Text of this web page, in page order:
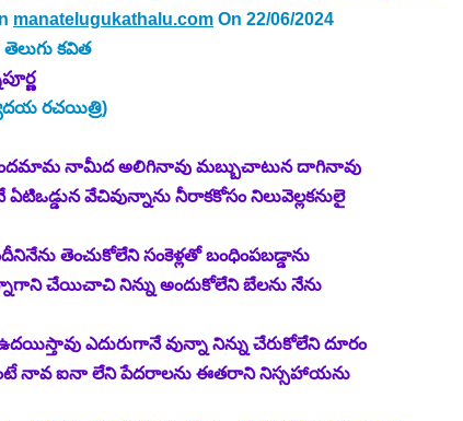
manatelugukathalu.com On 22/06/2024
తెలుగు కవిత
రచయిత్రి)
నామీద అలిగినావు మబ్బుచాటున దాగినావు
వేచివున్నాను నీరాకకోసం నిలువెల్లకనులై
తెంచుకోలేని సంకెళ్లతో బంధింపబడ్డాను
చేయిచాచి నిన్ను అందుకోలేని బేలను నేను
ఎదురుగానే వున్నా నిన్ను చేరుకోలేని దూరం
నావ ఐనా లేని పేదరాలను ఈతరాని నిస్సహాయను